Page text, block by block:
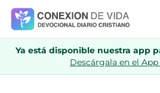
Ya está disponible nuestra app
Descárgala en el